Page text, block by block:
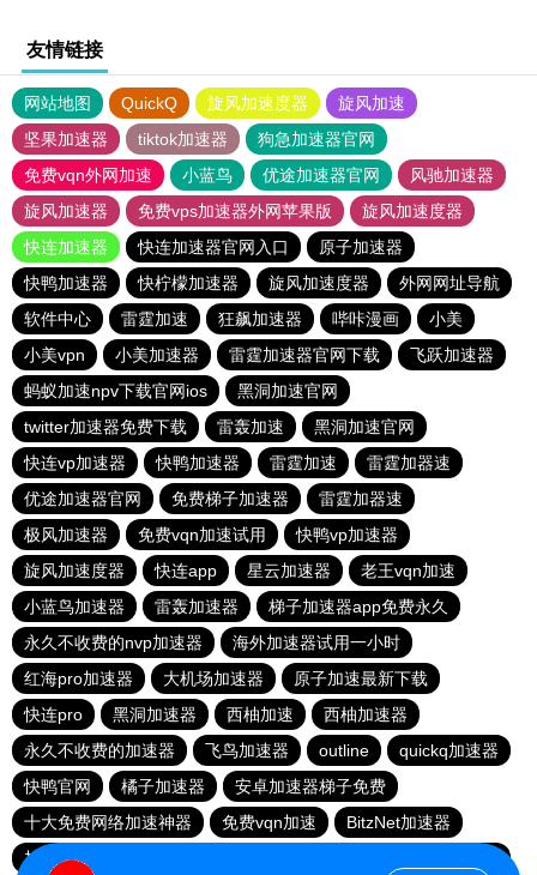
友情链接
网站地图 QuickQ 旋风加速度器
旋风加速
坚果加速器
tiktok加速器
狗急加速器官网
免费vqn外网加速
小蓝鸟 优途加速器官网
风驰加速器
旋风加速器
免费vps加速器外网苹果版
旋风加速度器
快连加速器
快连加速器官网入口
原子加速器
快鸭加速器
快柠檬加速器 旋风加速度器
外网网址导航
软件中心
雷霆加速 狂飙加速器 哔咔漫画
小美
小美vpn
小美加速器 雷霆加速器官网下载
飞跃加速器
蚂蚁加速npv下载官网ios
黑洞加速官网
twitter加速器免费下载
雷轰加速
黑洞加速官网
快连vp加速器
快鸭加速器 雷霆加速
雷霆加器速
优途加速器官网
免费梯子加速器
雷霆加器速
极风加速器
免费vqn加速试用
快鸭vp加速器
旋风加速度器
快连app 星云加速器
老王vqn加速
小蓝鸟加速器
雷轰加速器
梯子加速器app免费永久
永久不收费的nvp加速器
海外加速器试用一小时
红海pro加速器
大机场加速器
原子加速最新下载
快连pro
黑洞加速器 西柚加速
西柚加速器
永久不收费的加速器
飞鸟加速器 outline
quickq加速器
快鸭官网
橘子加速器
安卓加速器梯子免费
十大免费网络加速神器
免费vqn加速
BitzNet加速器
加速器黑洞